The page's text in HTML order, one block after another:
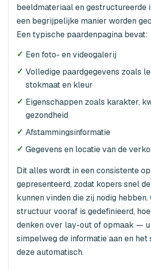
beeldmateriaal en gestructureerde
een begrijpelijke manier worden
Een typische paardenpagina bevat:
✓ Een foto- en videogalerij
✓ Volledige paardgegevens zoals
stokmaat en kleur
✓ Eigenschappen zoals karakter,
gezondheid
✓ Afstammingsinformatie
✓ Gegevens en locatie van de
Dit alles wordt in een consistente
gepresenteerd, zodat kopers snel
kunnen vinden die zij nodig hebben.
structuur vooraf is gedefinieerd,
denken over lay-out of opmaak —
simpelweg de informatie aan en het
deze automatisch.